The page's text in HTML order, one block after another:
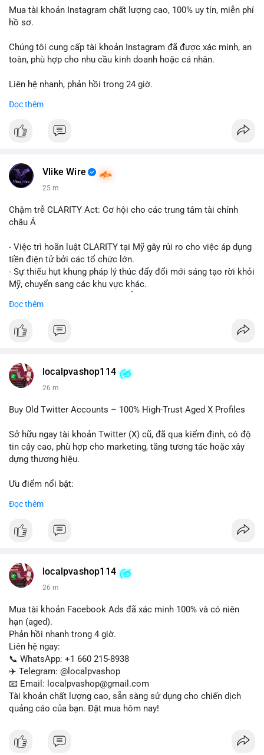
Mua tài khoản Instagram chất lượng cao, 100% uy tín, miễn phí
hồ sơ.
Chúng tôi cung cấp tài khoản Instagram đã được xác minh, an
toàn, phù hợp cho nhu cầu kinh doanh hoặc cá nhân.
Liên hệ nhanh, phản hồi trong 24 giờ.
📞 WhatsApp: +1 660 215-8938
Đọc thêm
Vlike Wire
25 m
Chậm trễ CLARITY Act: Cơ hội cho các trung tâm tài chính
châu Á
- Việc trì hoãn luật CLARITY tại Mỹ gây rủi ro cho việc áp dụng
tiền điện tử bởi các tổ chức lớn.
- Sự thiếu hụt khung pháp lý thúc đẩy đổi mới sáng tạo rời khỏi
Mỹ, chuyển sang các khu vực khác.
trường khi Mỹ còn đang lúng túng về luật pháp.
#binancesquare #blockchain
#vlikevn #titanbot
📰 Nguồn: Cointelegraph
Đọc thêm
localpvashop114
26 m
Buy Old Twitter Accounts – 100% High-Trust Aged X Profiles
Sở hữu ngay tài khoản Twitter (X) cũ, đã qua kiểm định, có độ
tin cậy cao, phù hợp cho marketing, tăng tương tác hoặc xây
dựng thương hiệu.
Ưu điểm nổi bật:
- Hồ sơ hoàn chỉnh, giảm nguy cơ bị khóa
✈️ Telegram: @localpvashop
📧 Email: localpvashop@gmail.com
Đọc thêm
localpvashop114
26 m
Mua tài khoản Facebook Ads đã xác minh 100% và có niên
hạn (aged).
Phản hồi nhanh trong 4 giờ.
Liên hệ ngay:
📞 WhatsApp: +1 660 215-8938
✈️ Telegram: @localpvashop
📧 Email: localpvashop@gmail.com
Tài khoản chất lượng cao, sẵn sàng sử dụng cho chiến dịch
quảng cáo của bạn. Đặt mua hôm nay!